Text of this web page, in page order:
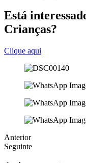
Está
Crianças?
Clique aqui
Anterior
Seguinte